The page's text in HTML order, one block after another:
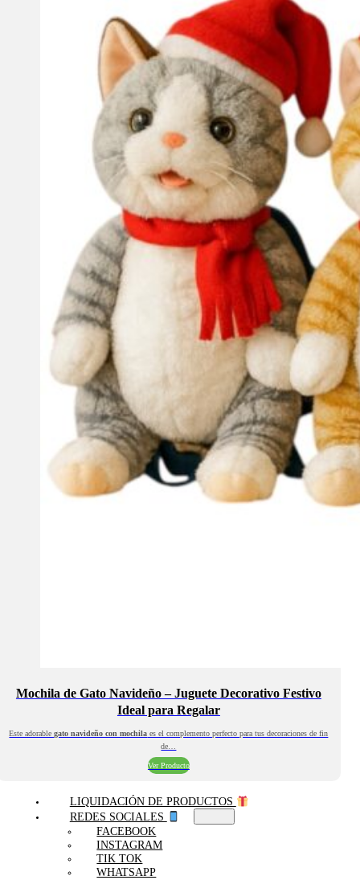
Mochila de Gato Navideño – Juguete Decorativo Festivo
Ideal para Regalar
Este adorablegato navideño con mochila es el complemento perfecto para tus decoraciones de fin
de…
Ver Producto
LIQUIDACIÓN DE PRODUCTOS
REDES SOCIALES
FACEBOOK
INSTAGRAM
TIK TOK
WHATSAPP